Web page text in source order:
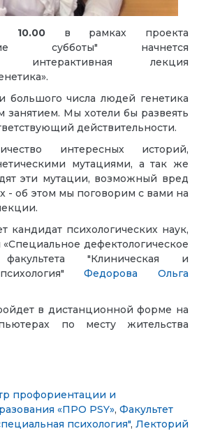
в рамках проекта
субботы" начнется
интерактивная лекция
большого числа людей генетика
занятием. Мы хотели бы развеять
действительности.
интересных историй,
мутациями, а так же
эти мутации, возможный вред
- об этом мы поговорим с вами на
кандидат психологических наук,
дефектологическое
факультета "Клиническая и
Федорова Ольга
в дистанционной форме на
по месту жительства
профориентации и
«ПРО PSY», Факультет
психология", Лекторий